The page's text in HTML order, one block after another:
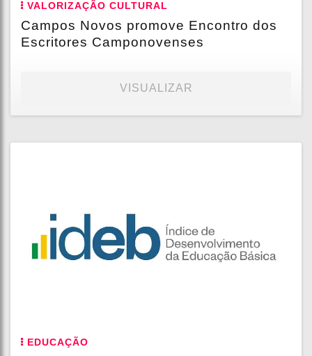
VALORIZAÇÃO CULTURAL
Campos Novos promove Encontro dos
Escritores Camponovenses
VISUALIZAR
EDUCAÇÃO